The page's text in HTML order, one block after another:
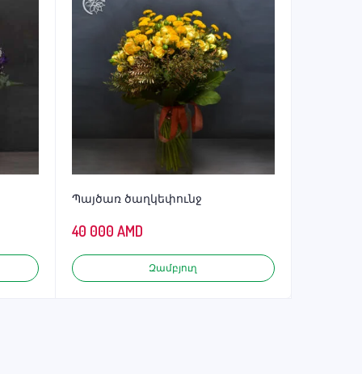
Պայծառ ծաղկեփունջ
40 000 AMD
Զամբյուղ